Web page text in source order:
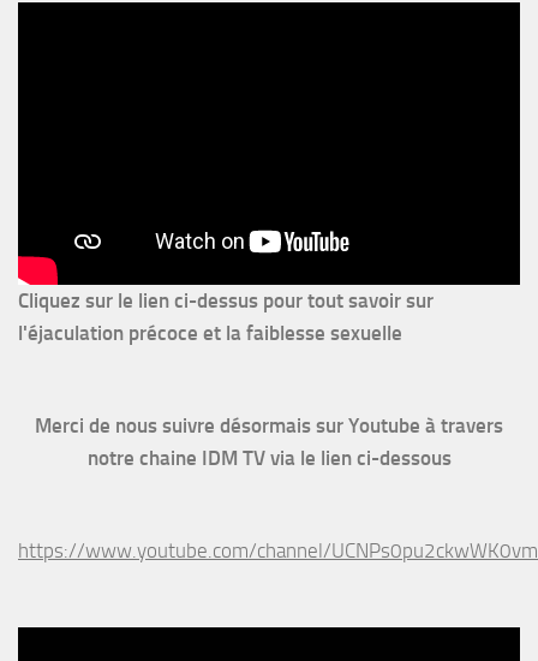
Cliquez sur le lien ci-dessus pour tout savoir sur
l'éjaculation précoce et la faiblesse sexuelle
Merci de nous suivre désormais sur Youtube à travers
notre chaine IDM TV via le lien ci-dessous
https://www.youtube.com/channel/